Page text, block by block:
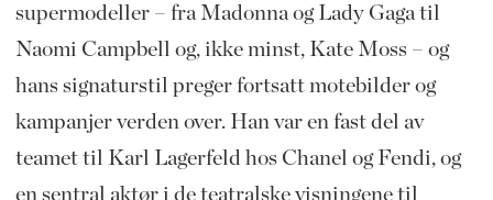
supermodeller – fra Madonna og Lady Gaga til
Naomi Campbell og, ikke minst, Kate Moss – og
hans signaturstil preger fortsatt motebilder og
kampanjer verden over. Han var en fast del av
teamet til Karl Lagerfeld hos Chanel og Fendi, og
en sentral aktør i de teatralske visningene til